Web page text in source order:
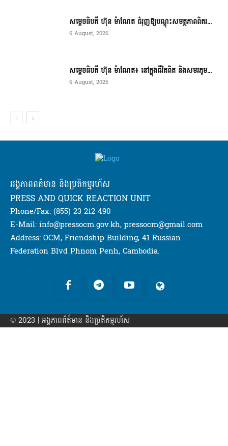
សម្តេចធិបតី ហ៊ុន ម៉ាណែត ជំរុញឱ្យបណ្តុះសមត្ថភាពពិតរ...
6 August, 2026
សម្តេចធិបតី ហ៊ុន ម៉ាណែត៖ នៅក្នុងជីវិតពិត និងសមរភូម...
6 August, 2026
អង្គភាពពត៌មាន និងប្រតិកម្មរហ័ស
PRESS AND QUICK REACTION UNIT
Phone/Fax: (855) 23 212 490
E-Mail: info@pressocm.gov.kh, pressocm@gmail.com
Address: OCM, Friendship Building, 41 Russian
Federation Blvd Phnom Penh, Cambodia.
© 2023 | អង្គភាព​ព័ត៌មាន​ និងប្រតិកម្មរហ័ស